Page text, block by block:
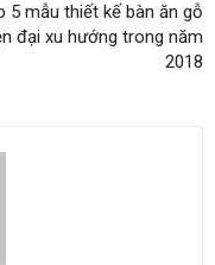
5 mẫu thiết kế bàn ăn gỗ
đại xu hướng trong năm
2018